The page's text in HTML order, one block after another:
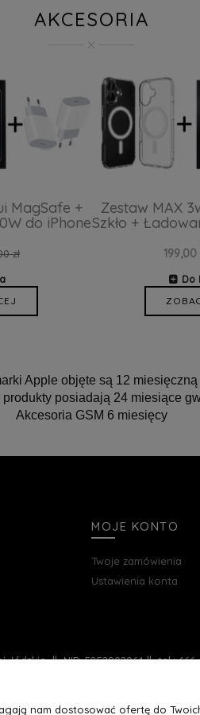
AKCESORIA
MagSafe +
do iPhone
zł
Zestaw MAX
Szkło +
199,00
Do
Apple objęte są 12
produkty posiadają 24 miesiące
Akcesoria GSM 6 miesięcy
MOJE KONTO
Twoje zamówienia
Ustawienia konta
łódzkie || NIP: 5252902064 || tel.:
nam dostosować ofertę do